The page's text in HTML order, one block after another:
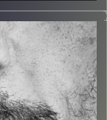
זיפים, מוזיקה
כל מה שחי, אמיתי ונושם.
עם שמוליק רגב.
קרדיט תמונות: